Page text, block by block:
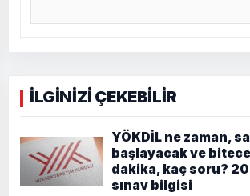
İLGİNİZİ ÇEKEBİLİR
YÖKDİL ne zaman,
başlayacak ve
dakika, kaç soru?
sınav bilgisi